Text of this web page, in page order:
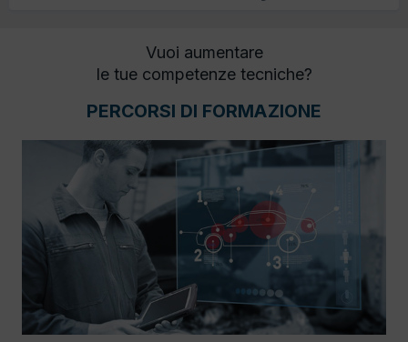
Vuoi aumentare
le tue competenze tecniche?
PERCORSI DI FORMAZIONE